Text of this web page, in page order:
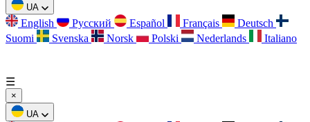
UA
English Русский Español Français
Deutsch
Suomi
Svenska Norsk Polski Nederlands Italiano
☰
×
UA